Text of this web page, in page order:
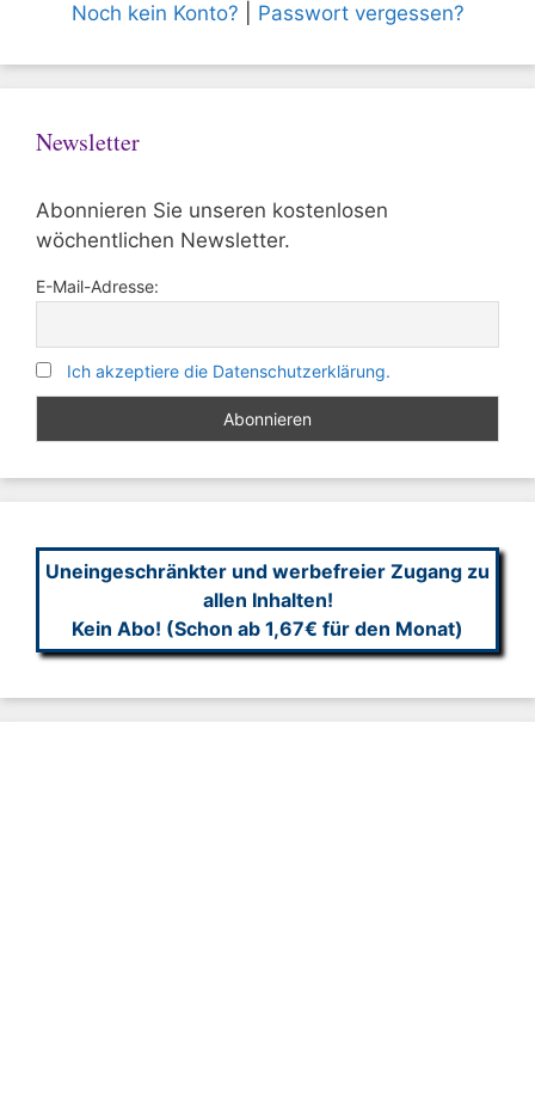
Noch kein Konto? Passwort vergessen?
Newsletter
Abonnieren Sie unseren kostenlosen
wöchentlichen Newsletter.
E-Mail-Adresse:
Ich akzeptiere die Datenschutzerklärung.
Uneingeschränkter und werbefreier Zugang zu
allen Inhalten!
Kein Abo! (Schon ab 1,67€ für den Monat)